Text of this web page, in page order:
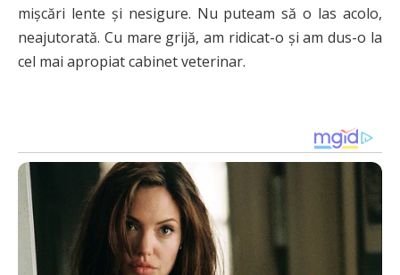
mișcări lente și nesigure. Nu puteam să o las acolo,
neajutorată. Cu mare grijă, am ridicat-o și am dus-o la
cel mai apropiat cabinet veterinar.